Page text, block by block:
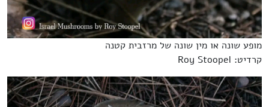
מופע שונה או מין שונה של מרזבית קטנה
קרדיט: Roy Stoopel